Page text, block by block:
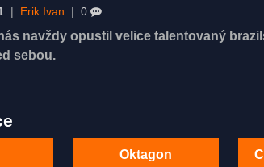
| Erik Ivan | 0
navždy opustil velice talentovaný
sebou.
Oktagon